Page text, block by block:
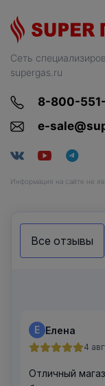
Сеть
supergas.ru
8-800-
e-
Информация на сайте не